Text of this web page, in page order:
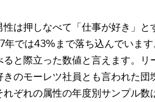
性は押しなべて「仕事が好き」
年では43%まで落ち込んでいま
と際立った数値と言えます。
きのモーレツ社員とも言われた
ぞれの属性の年度別サンプル数